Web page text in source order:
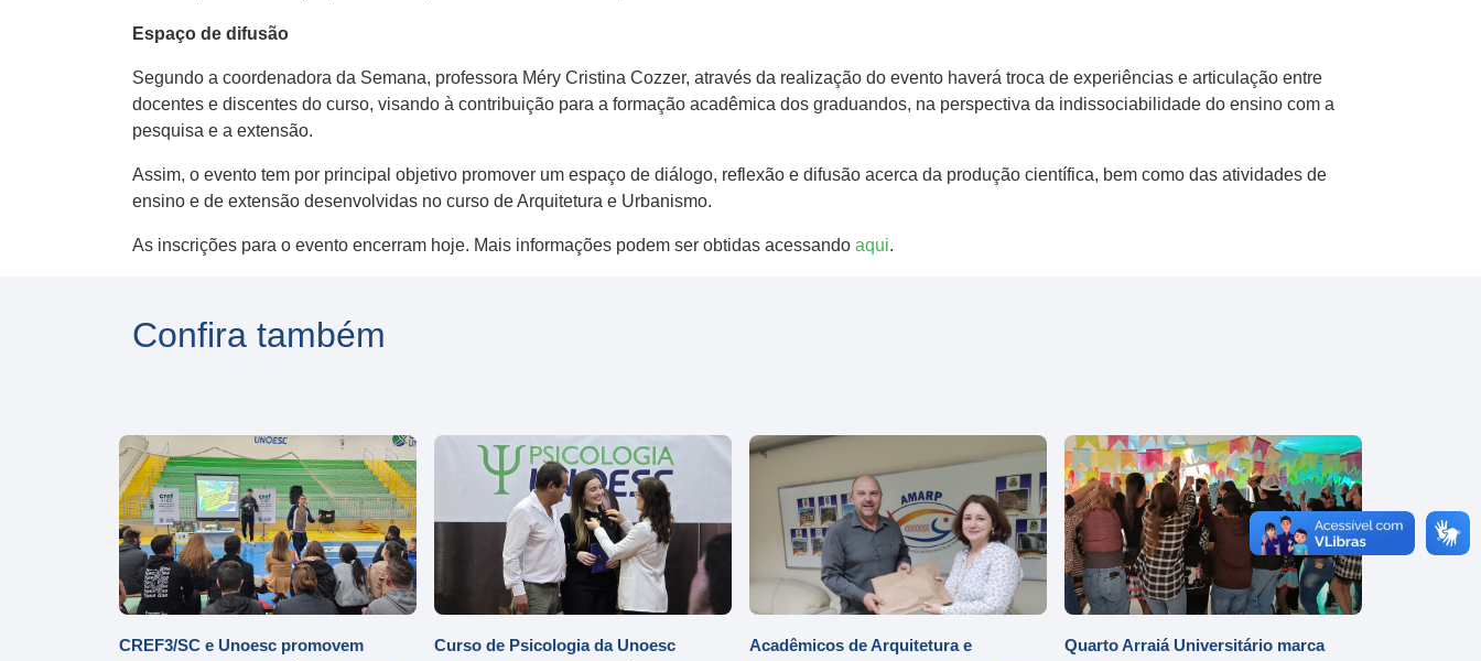
Espaço de difusão
Segundo a coordenadora da Semana, professora Méry Cristina Cozzer, através da realização do evento haverá troca de experiências e articulação entre
docentes e discentes do curso, visando à contribuição para a formação acadêmica dos graduandos, na perspectiva da indissociabilidade do ensino com a
pesquisa e a extensão.
Assim, o evento tem por principal objetivo promover um espaço de diálogo, reflexão e difusão acerca da produção científica, bem como das atividades de
ensino e de extensão desenvolvidas no curso de Arquitetura e Urbanismo.
As inscrições para o evento encerram hoje. Mais informações podem ser obtidas acessando aqui.
Confira também
CREF3/SC e Unoesc promovem
Curso de Psicologia da Unoesc
Acadêmicos de Arquitetura e
Quarto Arraiá Universitário marca